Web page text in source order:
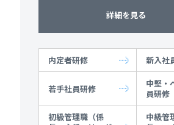
詳細を見る
内定者研修 新入社
若手社員研修
中堅・
員研修
初級管理職（係
中級管